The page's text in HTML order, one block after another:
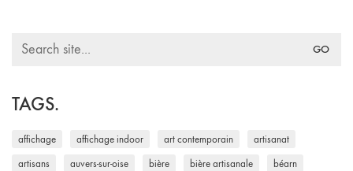
Search
TAGS.
affichage affichage indoor art contemporain artisanat
artisans auvers-sur-oise bière bière artisanale béarn